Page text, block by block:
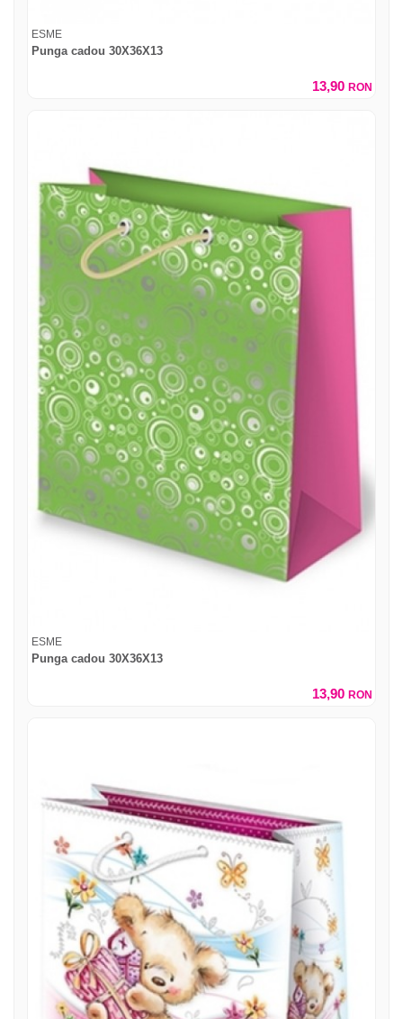
ESME
Punga cadou 30X36X13
13,90 RON
ESME
Punga cadou 30X36X13
13,90 RON